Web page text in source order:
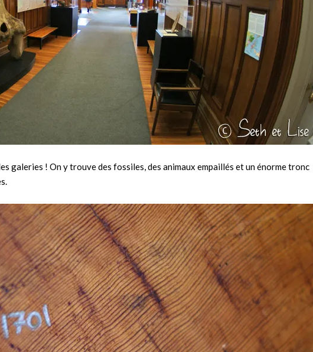
galeries ! On y trouve des fossiles, des animaux empaillés et un énorme tronc